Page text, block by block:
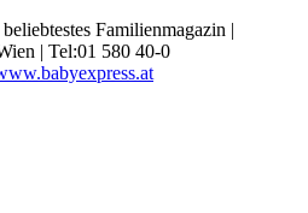
Familienmagazin |
| Tel:01 580 40-0